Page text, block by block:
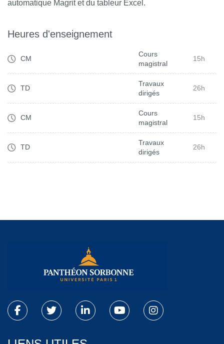
automatique Magrit et du tableur Excel.
Heures d'enseignement
CM
Cours
magistral
15h
TD
Travaux
dirigés
26h
CM
Cours
magistral
15h
TD
Travaux
dirigés
26h